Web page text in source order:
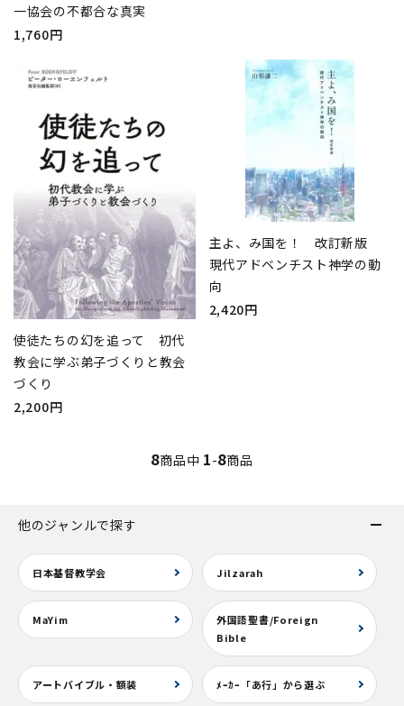
一協会の不都合な真実
1,760円
使徒たちの幻を追って 初代
教会に学ぶ弟子づくりと教会
づくり
2,200円
主よ、み国を！ 改訂新版
現代アドベンチスト神学の動
向
2,420円
8商品中 1-8商品
他のジャンルで探す
日本基督教学会 Jilzarah
MaYim
外国語聖書/Foreign
Bible
アートバイブル・額装 ﾒｰｶｰ「あ行」から選ぶ